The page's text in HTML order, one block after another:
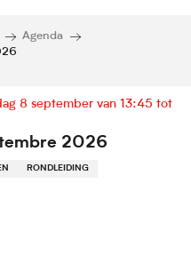
Agenda
8 september van 13:45 tot
2026
RONDLEIDING